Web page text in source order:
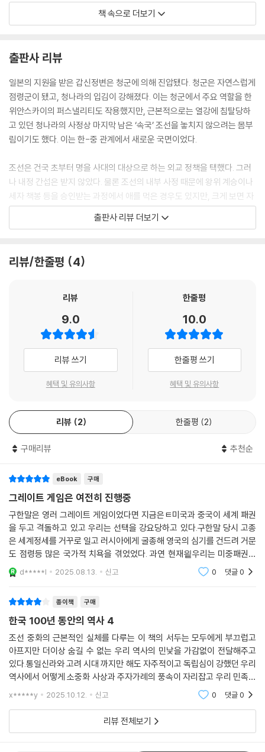
지할 곳이 사라진 고종은 갈피를 잡지 못하고 방황했다. 이 와중에 미국이
란 존재에 눈이 번쩍 뜨였다. 지금까지 조선과 수교한 나라 중에서 조약 내
--- p.96
고종은 미국에 의존해 청나라의 간섭을 배제하고 왕조의 자존을 지키려 했
다. 미국을 새로운 상국으로 섬기려 한 것이다. 이를 위해 주한 미국 선교사
와 외교관들을 지극정성으로 예우했다. 반면에 미국은 조선에 대한 무관심
전략에 이어, 관심 퇴거 전략으로 전환했다. 미국마저 기대할 수 없는 상황
--- p.123
조선을 점령하고 있던 청군 병력 절반이 철수하자 개화당은 때가 왔다고
판단했다. 최초 계획에 의하면 개화당 거사는 육군도야마학교 유학생이 귀
국해 개화당 군대를 양성하는 시간을 감안해 1888년으로 예정되어 있었
다. 하지만 김옥균이 차관 도입에 실패해 계획이 틀어진 데다가 수구파의
--- p.148
상황, 러시아의 남하 등 긴박한 국제 정세를 보고했다. 대화 도중 김옥균은
고종에게 “조만간 모종의 거사가 있을 예정”임을 암시했다. 김옥균의 설명
을 들은 고종은 “경이 품고 있는 마음을 내가 알겠다. 무릇 국가의 대계에
관계되는 일은 위급할 때 경의 대책에 일임할 터이니 경은 다시 의심하지
말라”라면서 옥새가 찍힌 신임장을 김옥균에게 내렸다.
--- p.164
의 눈초리로 김옥균을 예의주시했다. 만찬의 마지막 코스로 디저트가 제공
될 때 갑자기 바깥에서 “불이야! 불이야!” 하는 고함이 들려왔다. 김옥균이
벌떡 일어나 북쪽 창문을 열자 우정국 가까운 곳에서 불길이 솟구치고 있
--- p.171
고종이 한 시절 김옥균의 개화당과 손잡았던 이유는 ‘왕권 강화’였다. 쿠데
타가 발생해 경우궁으로 옮긴 순간부터 고종은 좌불안석이었다. 급기야 혁
명 정부 인사에서 자신이 완전히 소외되자 개화당에 기울었던 마음이 크게
흔들렸다. 알고 보니 이자들은 ‘왕권 강화’에는 아무 생각이 없는, 아니 왕
을 능멸하고 제멋대로 나라를 다스리려는 역도들 아닌가. 생각이 여기에
이르자 고종은 현란한 줄타기 곡예에 나섰다.
김옥균·박영효·서광범·서재필 등은 지체 높은 양반 가문 출신으로, 과거에
들은 굳이 쿠데타라는 모험을 하지 않았어도 출세가 보장된 조선의 ‘금수
저’였으나 기득권을 내던지고 모험을 택했다가 하루아침에 난신역적이 되
어 망명객 신세로 전락했다. 대체 그들은 무엇을 위해 자신과 가족들의 목
--- p.222
묄렌도르프는 독일 정부와 긴밀한 연계를 맺고 있던 비밀 공작원으로, 독
책 속으로 더보기
출판사 리뷰
일본의 지원을 받은 갑신정변은 청군에 의해 진압됐다. 청군은 자연스럽게
점령군이 됐고, 청나라의 입김이 강해졌다. 이는 청군에서 주요 역할을 한
위안스카이의 퍼스낼리티도 작용했지만, 근본적으로는 열강에 침탈당하
고 있던 청나라의 사정상 마지막 남은 ‘속국’ 조선을 놓치지 않으려는 몸부
림이기도 했다. 이는 한-중 관계에서 새로운 국면이었다.
조선은 건국 초부터 명을 사대의 대상으로 하는 외교 정책을 택했다. 그러
나 내정 간섭은 받지 않았다. 물론 조선의 내부 사정 때문에 왕위 계승이나
세자 책봉 등을 승인받는 과정에서 애를 먹은 경우도 있지만, 크게 보면 자
주권이 보장됐다. 조선 중기 종주국이 명에서 청으로 바뀌었지만 그런 대
세에는 변화가 없었다. 오히려 청은 명을 대신해 중국 본토를 차지하는 과
되면서 청이 조선을 보는 눈은 달라졌다. 류큐와 타이완, 베트남 등 전통적
유일하게 조선만 남은 것이다. 청은 이제 조선을 과거의 느슨한 조공국 체
제가 아니라 조금 더 고삐를 죄는 방식을 모색했다. 서양 열강의 식민지 편
입에 좀 더 가까운 모습으로 말이다.
그 첫 번째 계기가 임오군란이었다. 대원군에게 권력을 빼앗긴 고종과 민
었다. 대원군은 청나라로 잡혀갔다. 이런 상황에서 고종과 민 왕후는 개방
의 대세와 청의 압박에 휩쓸려 정신을 차리지 못했다. 재정 상태도 엉망이
어서 매관매직과 당오전 발행 등 비정상적인 방법을 동원해야 했다. 결국
일본 같은 나라에서 돈을 꾼다는 생각까지 하게 됐고, 그것이 김옥균과 박
김옥균 등은 고종의 환심을 사기 위해 차관 도입을 위해 노력하는 한편(그
것은 결국 실패했다), 무력을 동원한 쿠데타를 준비했다. 서재필 등이 일본
으로 군사 유학을 떠나고, 윤치호의 아버지 윤웅렬과 박영효는 유사시에
동원할 수 있는 군대를 비밀리에 양성했다. 차관 도입 등으로 일본을 드나
들던 김옥균을 비롯한 개화파는 결국 일본 세력을 등에 업었다. 후쿠자와
유키치는 개화사상 전파에 그치지 않고 인력까지 대주며 김옥균 세력의 움
직임을 밀어주었다. 조선에 주재하는 다케조에 공사는 본국 정부의 훈령도
결국 김옥균 일파는 갑신정변을 일으켰다. 고종을 붙잡아 두고 ‘혁명정
부’를 구성했으나, 의욕만 앞서 금세 한계를 드러냈다. 고종을 허수아비 취
급해 적으로 만들었고, 고종은 청의 주둔군과 연락을 했다. 당시 서울에 주
둔하고 있던 청군 병력 1,500명은 일본군의 10배였으니 아무리 고종을 붙
잡고 있다 해도 버티기 어려웠다. 정변은 삼일천하로 끝났다. 정변 실패의
여파로 일본이 일시 물러나자 조선은 청나라 세상이 됐다. 리훙장은 조선
을 쥐고 흔들기 위해 독일인 묄렌도르프를 대리인으로 조선에 보냈다. 그
러나 묄렌도르프는 엉뚱하게도 러시아를 조선으로 끌어들이는 데 다리를
놓았다. 러시아의 관심을 유럽이 아닌 아시아 쪽으로 돌리려는 모국 독일
출판사 리뷰 더보기
리뷰/한줄평 4
리뷰
9.0
리뷰 쓰기
혜택 및 유의사항
한줄평
10.0
한줄평 쓰기
혜택 및 유의사항
리뷰 2 한줄평 2
구매리뷰 추천순
eBook 구매
그레이트 게임은 여전히 진행중
구한말은 영러 그레이트 게임이었다면 지금은ㅌ미국과 중국이 세계 패권
을 두고 격돌하고 있고 우리는 선택을 강요당하고 있다.구한말 당시 고종
은 세계정세를 거꾸로 일고 러시아에게 굴종해 영국의 심기를 건드려 거문
도 점령등 많은 국가적 치욕을 겪었었다. 과연 현재읱우리는 미중패권경
쟁의 틈바구니에서 생존할 수 있는가.많은 물음을 던지는 책이다.
d*****l 2025.08.13. 신고 0 댓글0
종이책 구매
한국 100년 동안의 역사 4
조선 중화의 근본적인 실체를 다루는 이 책의 서두는 모두에게 부끄럽고
아프지만 더이상 숨길 수 없는 우리 역사의 민낯을 가감없이 전달해주고
있다.통일신라와 고려 시대 까지만 해도 자주적이고 독립심이 강했던 우리
역사에서 어떻게 소중화 사상과 주자가례의 풍속이 자리잡고 우리 민족과
는 전혀 다른 이질적인 죽국 문명을 흉내내고 모방하는 일에 거리낌이 없
게 되었는지 바로
x*****y 2025.10.12. 신고 0 댓글0
리뷰 전체보기